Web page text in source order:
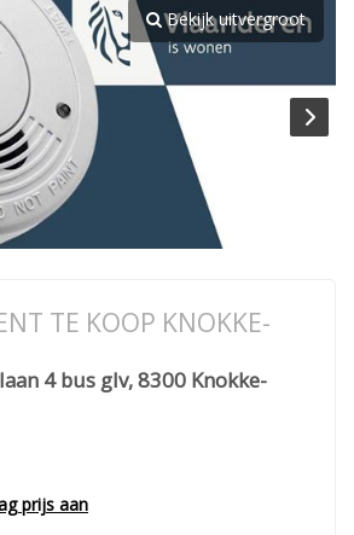
Bekijk uitvergroot
TE KOOP KNOKKE-
4 bus glv, 8300 Knokke-
prijs aan